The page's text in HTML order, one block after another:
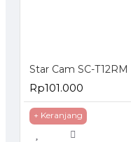
Rp101.000
+ Keranjang